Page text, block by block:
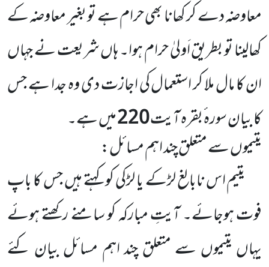
معاوضہ دے کر کھانا بھی حرام ہے تو بغیر معاوضہ کے
کھالینا تو بطریق اَولیٰ حرام ہوا۔ ہاں شریعت نے جہاں
ان کا مال ملا کر استعمال کی اجازت دی وہ جدا ہے جس
کا بیان سورہ ٔبقرہ آیت220میں ہے۔
یتیموں سے متعلق چند اہم مسائل:
یتیم اس نابالغ لڑکے یا لڑکی کو کہتے ہیں جس کا باپ
فوت ہوجائے۔ آیتِ مبارکہ کو سامنے رکھتے ہوئے
یہاں یتیموں سے متعلق چند اہم مسائل بیان کئے